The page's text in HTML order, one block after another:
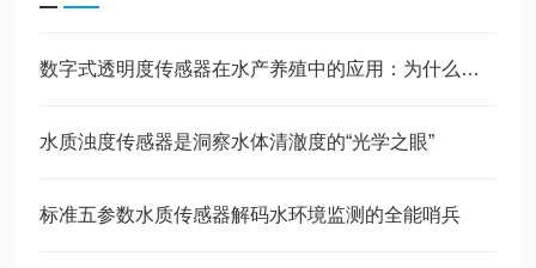
数字式透明度传感器在水产养殖中的应用：为什么老养殖户开始换设备了
水质浊度传感器是洞察水体清澈度的“光学之眼”
标准五参数水质传感器解码水环境监测的全能哨兵